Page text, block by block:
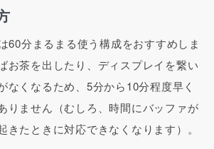
60分まるまる使う構成をおすすめしま
お茶を出したり、ディスプレイを繋い
なくなるため、5分から10分程度早く
りません（むしろ、時間にバッファが
きたときに対応できなくなります）。